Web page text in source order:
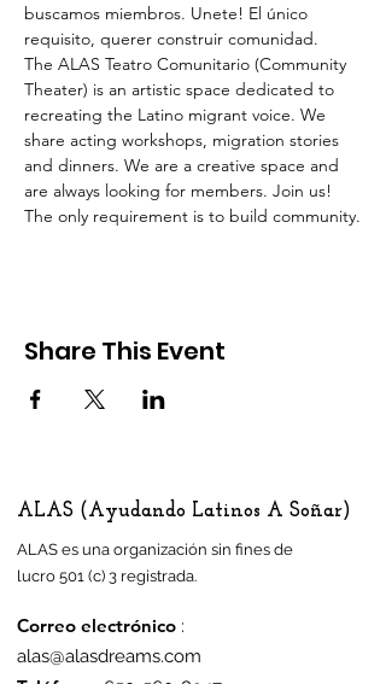
buscamos miembros. Unete! El único
requisito, querer construir comunidad.
The ALAS Teatro Comunitario (Community
Theater) is an artistic space dedicated to
recreating the Latino migrant voice. We
share acting workshops, migration stories
and dinners. We are a creative space and
are always looking for members. Join us!
The only requirement is to build community.
Share This Event
ALAS (Ayudando Latinos A Soñar)
ALAS es una organización sin fines de
lucro 501 (c) 3 registrada.
Correo electrónico :
alas@alasdreams.com